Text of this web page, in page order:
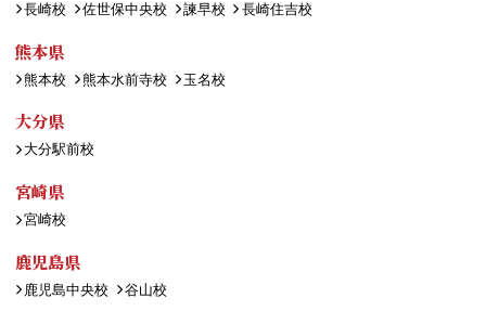
長崎校 佐世保中央校 諫早校 長崎住吉校
熊本県
熊本校 熊本水前寺校 玉名校
大分県
大分駅前校
宮崎県
宮崎校
鹿児島県
鹿児島中央校 谷山校